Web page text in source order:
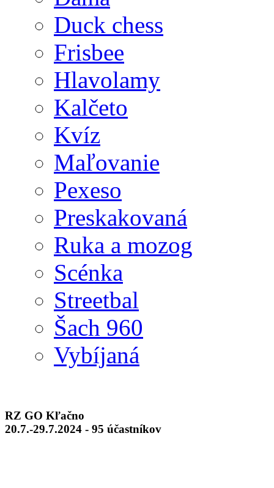
Duck chess
Frisbee
Hlavolamy
Kalčeto
Kvíz
Maľovanie
Pexeso
Preskakovaná
Ruka a mozog
Scénka
Streetbal
Šach 960
Vybíjaná
RZ GO Kľačno
20.7.-29.7.2024 - 95 účastníkov